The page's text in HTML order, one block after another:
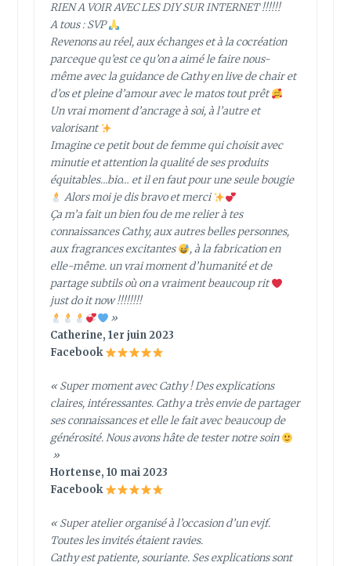
RIEN A VOIR AVEC LES DIY SUR INTERNET !!!!!!
A tous : SVP
Revenons au réel, aux échanges et à la cocréation
parceque qu’est ce qu’on a aimé le faire nous-
même avec la guidance de Cathy en live de chair et
d’os et pleine d’amour avec le matos tout prêt
Un vrai moment d’ancrage à soi, à l’autre et
valorisant
Imagine ce petit bout de femme qui choisit avec
minutie et attention la qualité de ses produits
équitables…bio… et il en faut pour une seule bougie
Alors moi je dis bravo et merci
Ça m’a fait un bien fou de me relier à tes
connaissances Cathy, aux autres belles personnes,
aux fragrances excitantes
, à la fabrication en
elle-même. un vrai moment d’humanité et de
partage subtils où on a vraiment beaucoup rit
just do it now !!!!!!!!
»
Catherine, 1er juin 2023
Facebook
« Super moment avec Cathy ! Des explications
claires, intéressantes. Cathy a très envie de partager
ses connaissances et elle le fait avec beaucoup de
générosité. Nous avons hâte de tester notre soin
»
Hortense, 10 mai 2023
Facebook
« Super atelier organisé à l’occasion d’un evjf.
Toutes les invités étaient ravies.
Cathy est patiente, souriante. Ses explications sont